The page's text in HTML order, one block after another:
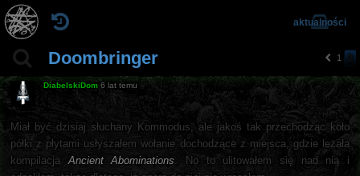
Doombringer
pr
ni
1 2
aktualności
DiabelskiDom 6 lat temu
Miał być dzisiaj słuchany Kommodus, ale jakoś tak przechodząc koło
półki z płytami usłyszałem wołanie dochodzące z miejsca, gdzie leżała
kompilacjaAncient Abominations. No to ulitowałem się nad nią i